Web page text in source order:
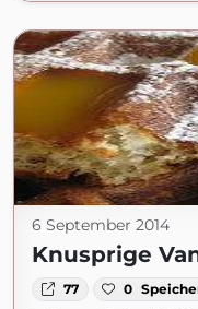
6 September 2014
Knusprige
77 0